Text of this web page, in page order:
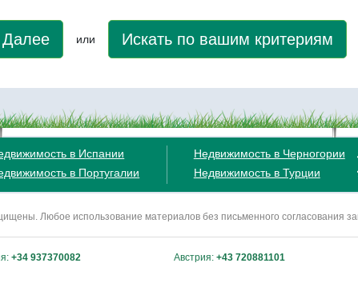
Далее или Искать по вашим критериям
в Испании
в Португалии
Недвижимость в Черногории
Недвижимость в Турции
Любое использование материалов без письменного согласования
+34 937370082 Австрия: +43 720881101